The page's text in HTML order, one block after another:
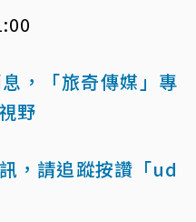
，「旅奇傳媒」專
野
，請追蹤按讚「ud